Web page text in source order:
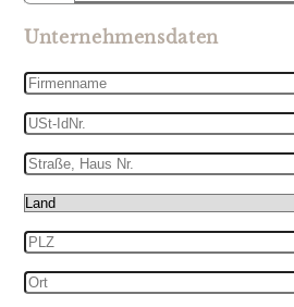
Unternehmensdaten
Firmenname
USt-
IdNr.
Straße,
Haus
Nr.
Land
PLZ
Ort